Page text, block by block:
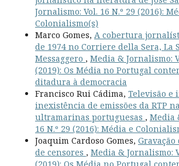
Jornalismo: Vol. 16 N.º 29 (2016):
Colonialismo(s)
Marco Gomes, A cobertura
de 1974 no Corriere della Sera, La
Messaggero , Media & Jornalismo:
(2019): Os Média no Portugal
ditadura à democracia
Francisco Rui Cádima, Televisão e
inexistência de emissões da RTP
ultramarinas portuguesas , Media
16 N.º 29 (2016): Média e
Joaquim Cardoso Gomes, Gravação
de censores , Media & Jornalismo:
(2019): Os Média no Portugal